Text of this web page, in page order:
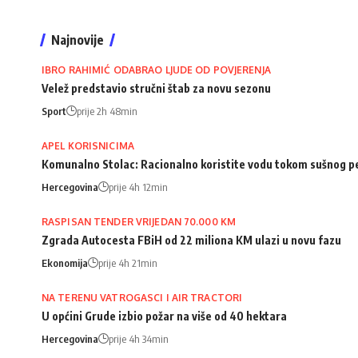
Najnovije
IBRO RAHIMIĆ ODABRAO LJUDE OD POVJERENJA
Velež predstavio stručni štab za novu sezonu
Sport prije 2h 48min
APEL KORISNICIMA
Komunalno Stolac: Racionalno koristite vodu tokom sušnog
Hercegovina prije 4h 12min
RASPISAN TENDER VRIJEDAN 70.000 KM
Zgrada Autocesta FBiH od 22 miliona KM ulazi u novu fazu
Ekonomija prije 4h 21min
NA TERENU VATROGASCI I AIR TRACTORI
U općini Grude izbio požar na više od 40 hektara
Hercegovina prije 4h 34min